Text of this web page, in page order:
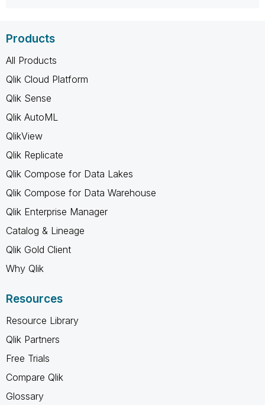
Products
All Products
Qlik Cloud Platform
Qlik Sense
Qlik AutoML
QlikView
Qlik Replicate
Qlik Compose for Data Lakes
Qlik Compose for Data Warehouse
Qlik Enterprise Manager
Catalog & Lineage
Qlik Gold Client
Why Qlik
Resources
Resource Library
Qlik Partners
Free Trials
Compare Qlik
Glossary